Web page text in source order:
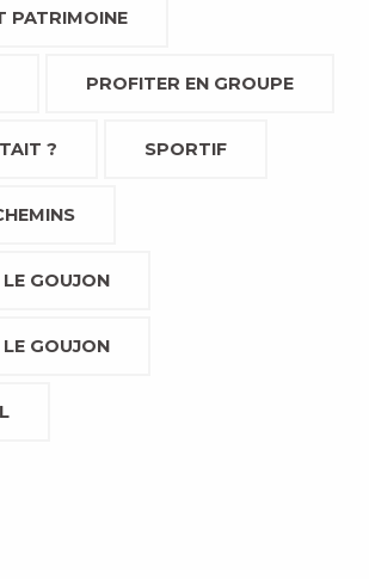
PATRIMOINE
PROFITER EN GROUPE
? SPORTIF
GOUJON
GOUJON